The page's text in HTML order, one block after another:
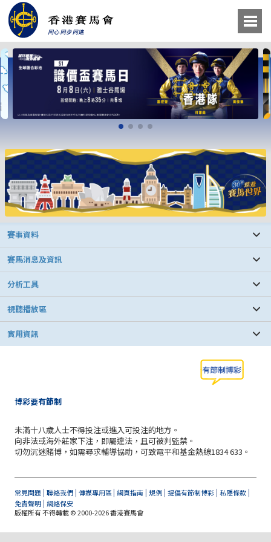
賽事資料
賽馬消息及資訊
分析工具
視聽播放區
實用資訊
博彩要有節制
未滿十八歲人士不得投注或進入可投注的地方。
向非法或海外莊家下注，即屬違法，且可被判監禁。
切勿沉迷賭博，如需尋求輔導協助，可致電平和基金熱線1834 633。
常見問題 | 聯絡我們 | 傳媒專用區| 網頁指南 | 規例 | 提倡有節制博彩 | 私隱條款 |
免責聲明 | 網絡保安
版權所有 不得轉載 © 2000-2026 香港賽馬會